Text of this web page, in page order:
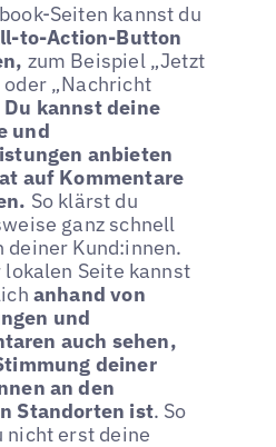
Seiten kannst du
to-Action-Button
zum Beispiel „Jetzt
oder „Nachricht
Du kannst deine
und
anbieten
auf Kommentare
So klärst du
ganz schnell
deiner Kund:innen.
Seite kannst
anhand von
und
auch sehen,
deiner
an den
Standorten ist. So
nicht erst deine